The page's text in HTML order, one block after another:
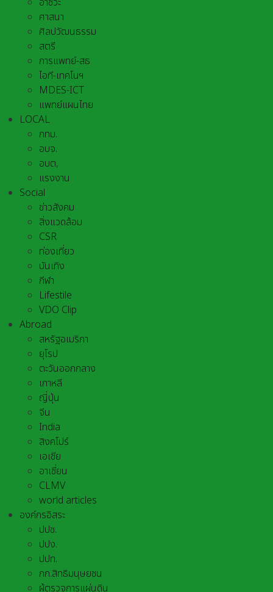
ศาสนา
ศิลปวัฒนธรรม
สตรี
การแพทย์-สธ
ไอที-เทคโนฯ
MDES-ICT
แพทย์แผนไทย
LOCAL
กทม.
อบจ.
อบต,
แรงงาน
Social
ข่าวสังคม
สิ่งแวดล้อม
CSR
ท่องเที่ยว
บันเทิง
กีฬา
Lifestile
VDO Clip
Abroad
สหรัฐอเมริกา
ยุโรป
ตะวันออกกลาง
เกาหลี
ญี่ปุ่น
จีน
India
สิงคโปร์
เอเชีย
อาเชี่ยน
CLMV
world articles
องค์กรอิสระ
ปปช.
ปปง.
ปปท.
กก.สิทธิมนุษยชน
ผู้ตรวจการแผ่นดิน